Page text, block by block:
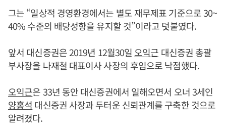
그는 “일상적 경영환경에서는 별도 재무제표 기준으로 30~
40% 수준의 배당성향을 유지할 것”이라고 덧붙였다.
앞서 대신증권은 2019년 12월30일 오익근 대신증권 총괄
부사장을 나재철 대표이사 사장의 후임으로 낙점했다.
오익근은 33년 동안 대신증권에서 일해오면서 오너 3세인
양홍석 대신증권 사장과 두터운 신뢰관계를 구축한 것으로
알려졌다.